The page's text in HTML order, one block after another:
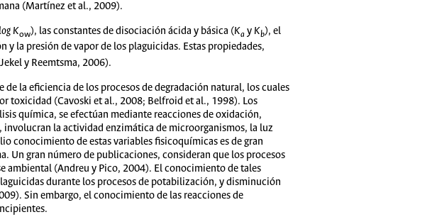
(Martínez et al., 2009).
Kow), las constantes de disociación ácida y básica (Ka y Kb), el
la presión de vapor de los plaguicidas. Estas propiedades,
y Reemtsma, 2006).
la eficiencia de los procesos de degradación natural, los cuales
toxicidad (Cavoski et al., 2008; Belfroid et al., 1998). Los
química, se efectúan mediante reacciones de oxidación,
la actividad enzimática de microorganismos, la luz
conocimiento de estas variables fisicoquímicas es de gran
Un gran número de publicaciones, consideran que los procesos
ambiental (Andreu y Pico, 2004). El conocimiento de tales
durante los procesos de potabilización, y disminución
Sin embargo, el conocimiento de las reacciones de